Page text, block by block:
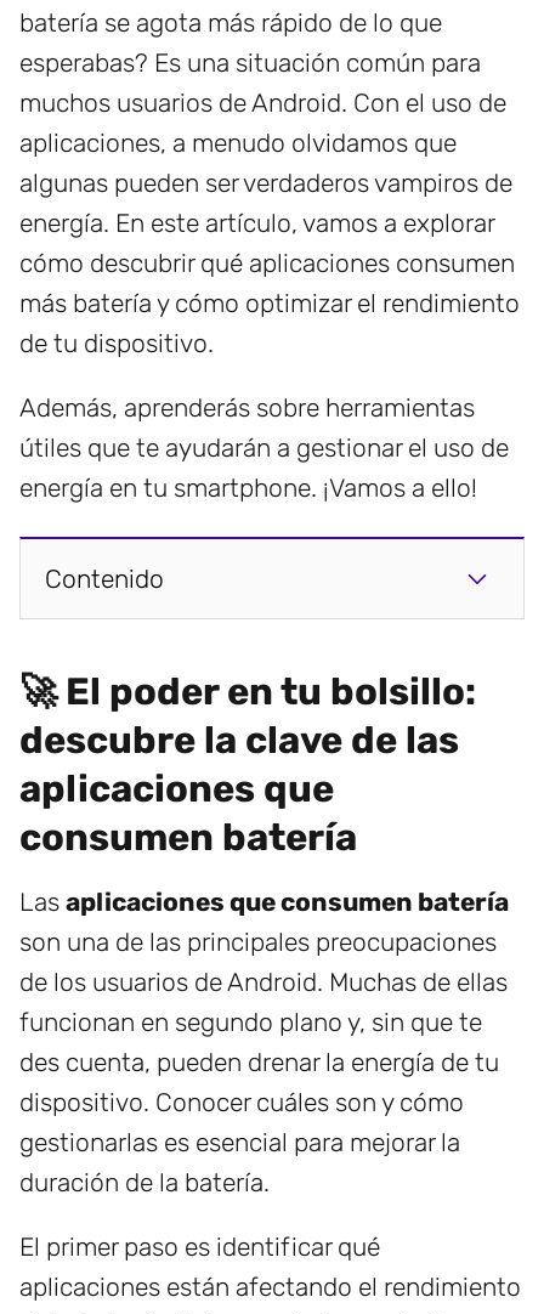
batería se agota más rápido de lo que
esperabas? Es una situación común para
muchos usuarios de Android. Con el uso de
aplicaciones, a menudo olvidamos que
algunas pueden ser verdaderos vampiros de
energía. En este artículo, vamos a explorar
cómo descubrir qué aplicaciones consumen
más batería y cómo optimizar el rendimiento
de tu dispositivo.
Además, aprenderás sobre herramientas
útiles que te ayudarán a gestionar el uso de
energía en tu smartphone. ¡Vamos a ello!
Contenido
🚀 El poder en tu bolsillo:
descubre la clave de las
aplicaciones que
consumen batería
Las aplicaciones que consumen batería
son una de las principales preocupaciones
de los usuarios de Android. Muchas de ellas
funcionan en segundo plano y, sin que te
des cuenta, pueden drenar la energía de tu
dispositivo. Conocer cuáles son y cómo
gestionarlas es esencial para mejorar la
duración de la batería.
El primer paso es identificar qué
aplicaciones están afectando el rendimiento